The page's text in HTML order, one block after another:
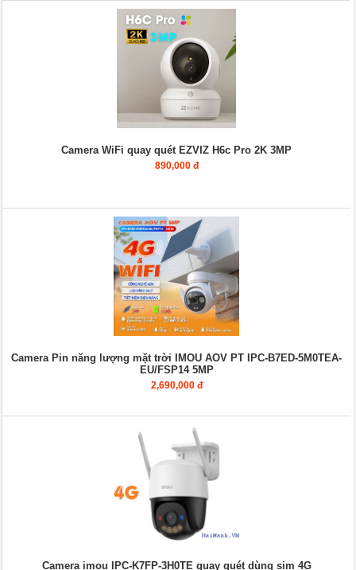
Camera WiFi quay quét EZVIZ H6c Pro 2K 3MP
890,000 đ
Camera Pin năng lượng mặt trời IMOU AOV PT IPC-B7ED-5M0TEA-
EU/FSP14 5MP
2,690,000 đ
Camera imou IPC-K7FP-3H0TE quay quét dùng sim 4G